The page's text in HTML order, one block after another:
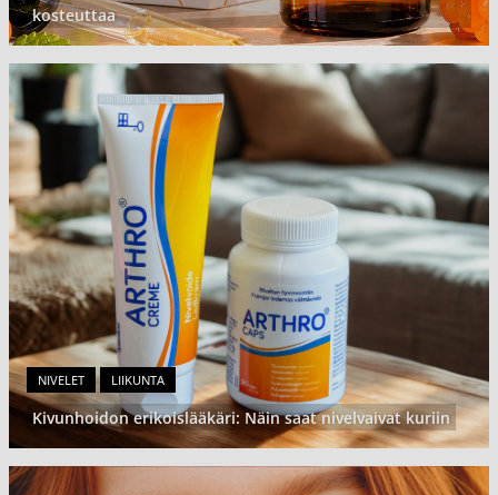
kosteuttaa
NIVELET LIIKUNTA
Kivunhoidon erikoislääkäri: Näin saat nivelvaivat kuriin